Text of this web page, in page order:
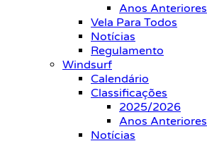
Anos Anteriores
Vela Para Todos
Notícias
Regulamento
Windsurf
Calendário
Classificações
2025/2026
Anos Anteriores
Notícias